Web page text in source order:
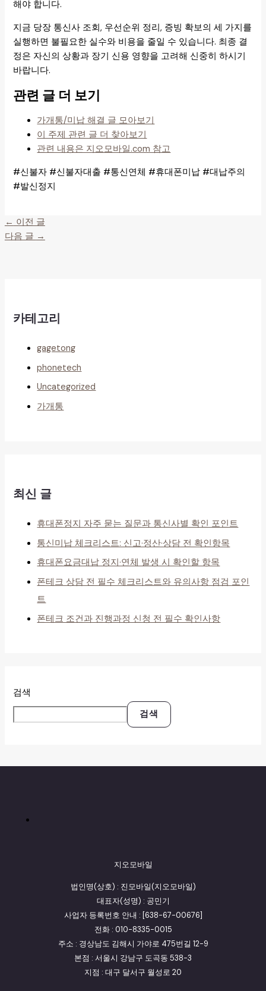
해야 합니다.
지금 당장 통신사 조회, 우선순위 정리, 증빙 확보의 세 가지를
실행하면 불필요한 실수와 비용을 줄일 수 있습니다. 최종 결
정은 자신의 상황과 장기 신용 영향을 고려해 신중히 하시기
바랍니다.
관련 글 더 보기
가개통/미납 해결 글 모아보기
이 주제 관련 글 더 찾아보기
관련 내용은 지오모바일.com 참고
#신불자 #신불자대출 #통신연체 #휴대폰미납 #대납주의
#발신정지
← 이전 글
다음 글 →
카테고리
gagetong
phonetech
Uncategorized
가개통
최신 글
휴대폰정지 자주 묻는 질문과 통신사별 확인 포인트
통신미납 체크리스트: 신고·정산·상담 전 확인항목
휴대폰요금대납 정지·연체 발생 시 확인할 항목
폰테크 상담 전 필수 체크리스트와 유의사항 점검 포인
트
폰테크 조건과 진행과정 신청 전 필수 확인사항
검색
검색
지오모바일
법인명(상호) : 진모바일(지오모바일)
대표자(성명) : 공민기
사업자 등록번호 안내 : [638-67-00676]
전화 : 010-8335-0015
주소 : 경상남도 김해시 가야로 475번길 12-9
본점 : 서울시 강남구 도곡동 538-3
지점 : 대구 달서구 월성로 20